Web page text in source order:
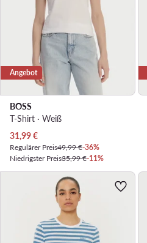
Angebot
BOSS
T-Shirt · Weiß
Aktueller Preis
31,99€
Regulärer Preis49,99 €-36%
Niedrigster Preis35,99 €-11%